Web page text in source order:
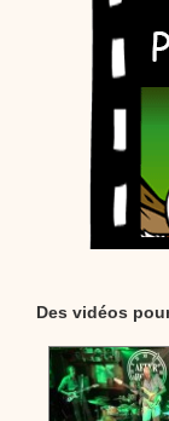
Des vidéos